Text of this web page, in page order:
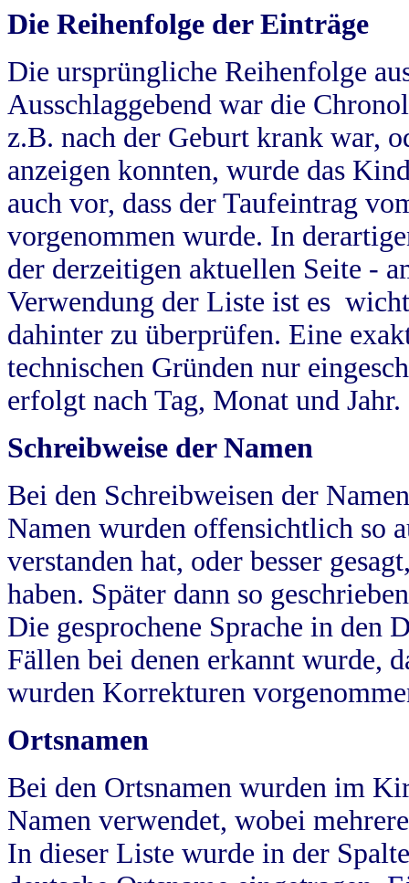
Die Reihenfolge der Einträge
Die ursprüngliche Reihenfolge
Ausschlaggebend war die
z.B. nach der Geburt krank war,
anzeigen konnten, wurde das
auch vor, dass der Taufeintrag
vorgenommen wurde. In
der derzeitigen aktuellen Seite -
Verwendung der Liste ist es
dahinter zu überprüfen. Eine
technischen Gründen nur
erfolgt nach Tag, Monat und Jahr.
Schreibweise der Namen
Bei den Schreibweisen der
Namen wurden offensichtlich so
verstanden hat, oder besser
haben. Später dann so
Die gesprochene Sprache in
Fällen bei denen erkannt wurde,
wurden Korrekturen
Ortsnamen
Bei den Ortsnamen wurden im
Namen verwendet, wobei
In dieser Liste wurde in der